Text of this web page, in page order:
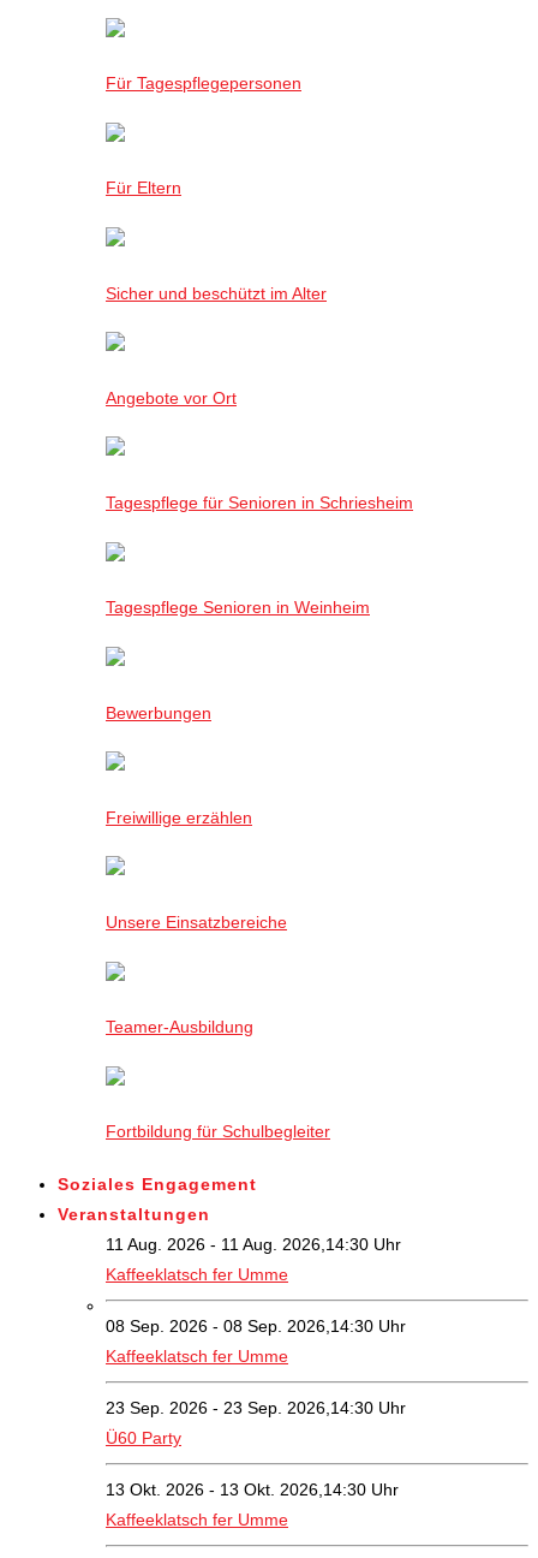
Für Tagespflegepersonen
Für Eltern
Sicher und beschützt im Alter
Angebote vor Ort
Tagespflege für Senioren in Schriesheim
Tagespflege Senioren in Weinheim
Bewerbungen
Freiwillige erzählen
Unsere Einsatzbereiche
Teamer-Ausbildung
Fortbildung für Schulbegleiter
Soziales Engagement
Veranstaltungen
11 Aug. 2026 - 11 Aug. 2026,14:30 Uhr
Kaffeeklatsch fer Umme
08 Sep. 2026 - 08 Sep. 2026,14:30 Uhr
Kaffeeklatsch fer Umme
23 Sep. 2026 - 23 Sep. 2026,14:30 Uhr
Ü60 Party
13 Okt. 2026 - 13 Okt. 2026,14:30 Uhr
Kaffeeklatsch fer Umme